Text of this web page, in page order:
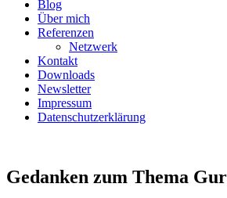
Blog
Über mich
Referenzen
Netzwerk
Kontakt
Downloads
Newsletter
Impressum
Datenschutzerklärung
Gedanken zum Thema